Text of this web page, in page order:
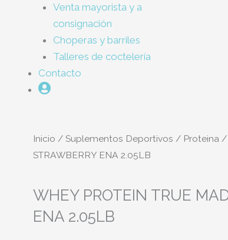
Venta mayorista y a
consignación
Choperas y barriles
Talleres de coctelería
Contacto
Inicio / Suplementos Deportivos / Proteina /
STRAWBERRY ENA 2.05LB
WHEY PROTEIN TRUE
ENA 2.05LB